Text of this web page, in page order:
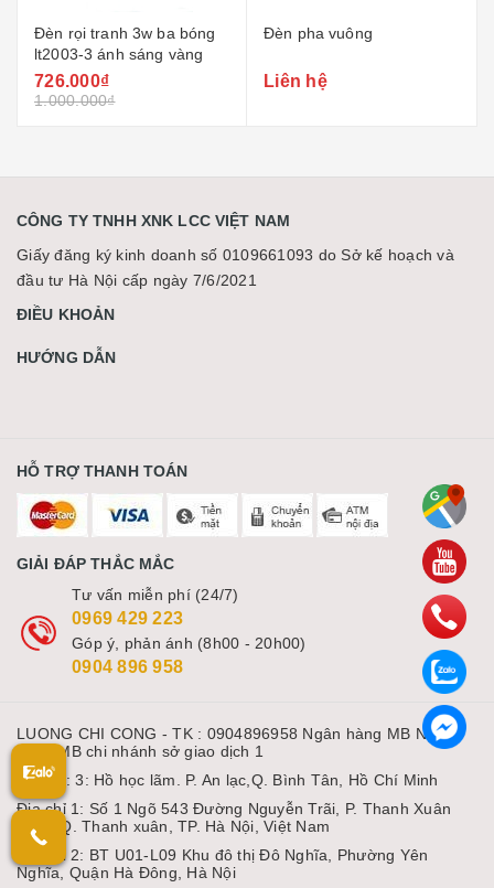
Đèn pha vuông
Liên hệ
Đèn led thanh thả trần 48w
Liên hệ
CÔNG TY TNHH XNK LCC VIỆT NAM
Giấy đăng ký kinh doanh số 0109661093 do Sở kế hoạch và
đầu tư Hà Nội cấp ngày 7/6/2021
ĐIỀU KHOẢN
HƯỚNG DẪN
HỖ TRỢ THANH TOÁN
GIẢI ĐÁP THẮC MẮC
Tư vấn miễn phí (24/7)
0969 429 223
Góp ý, phản ánh (8h00 - 20h00)
0904 896 958
LUONG CHI CONG - TK : 0904896958 Ngân hàng MB Ngân
hàng MB chi nhánh sở giao dịch 1
Địa chỉ: 3: Hồ học lãm. P. An lạc,Q. Bình Tân, Hồ Chí Minh
Địa chỉ 1: Số 1 Ngõ 543 Đường Nguyễn Trãi, P. Thanh Xuân
Nam, Q. Thanh xuân, TP. Hà Nội, Việt Nam
Địa chỉ 2: BT U01-L09 Khu đô thị Đô Nghĩa, Phường Yên
Nghĩa, Quận Hà Đông, Hà Nội